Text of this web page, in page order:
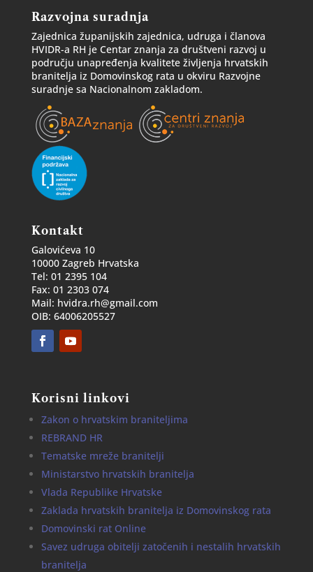
Razvojna suradnja
Zajednica županijskih zajednica, udruga i članova
HVIDR-a RH je Centar znanja za društveni razvoj u
području unapređenja kvalitete življenja hrvatskih
branitelja iz Domovinskog rata u okviru Razvojne
suradnje sa Nacionalnom zakladom.
Kontakt
Galovićeva 10
10000 Zagreb Hrvatska
Tel: 01 2395 104
Fax: 01 2303 074
Mail: hvidra.rh@gmail.com
OIB: 64006205527
Korisni linkovi
Zakon o hrvatskim braniteljima
REBRAND HR
Tematske mreže branitelji
Ministarstvo hrvatskih branitelja
Vlada Republike Hrvatske
Zaklada hrvatskih branitelja iz Domovinskog rata
Domovinski rat Online
Savez udruga obitelji zatočenih i nestalih hrvatskih
branitelja